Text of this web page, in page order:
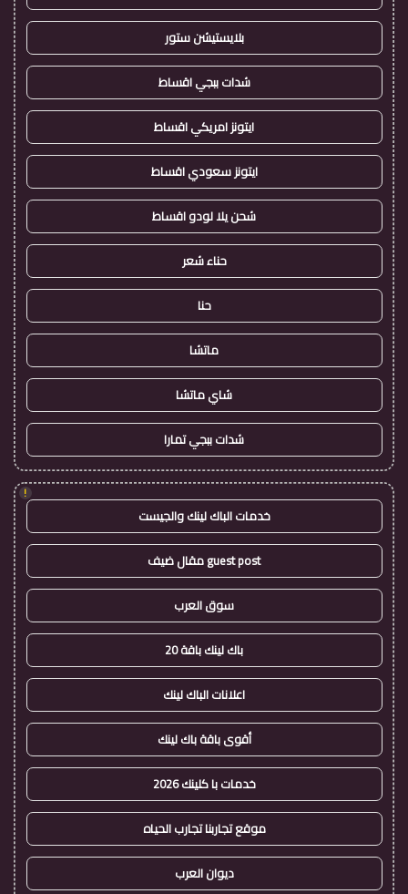
بلايستيشن ستور
شدات ببجي اقساط
ايتونز امريكي اقساط
ايتونز سعودي اقساط
شحن يلا لودو اقساط
حناء شعر
حنا
ماتشا
شاي ماتشا
شدات ببجي تمارا
!
خدمات الباك لينك والجيست
guest post مقال ضيف
سوق العرب
باك لينك باقة 20
اعلانات الباك لينك
أقوى باقة باك لينك
خدمات با كلينك 2026
موقع تجاربنا تجارب الحياه
ديوان العرب